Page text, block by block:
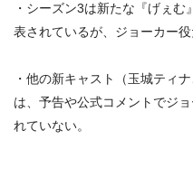
・シーズン3は新たな『げぇ
表されているが、 ジョーカー
・他の新キャスト（玉城ティ
は、予告や公式コメントでジ
れていない。